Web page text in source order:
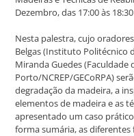
Dezembro, das 17:00 às
Nesta palestra, cujo
Belgas (Instituto Politécnico
Miranda Guedes (Faculdade
Porto/NCREP/GECoRPA)
degradação da madeira, a
elementos de madeira e as
apresentado um caso
forma sumária, as